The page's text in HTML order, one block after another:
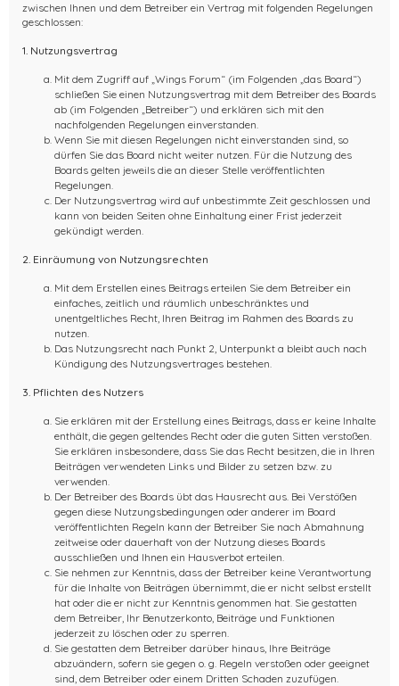
zwischen Ihnen und dem Betreiber ein Vertrag mit folgenden Regelungen
geschlossen:
1. Nutzungsvertrag
Mit dem Zugriff auf „Wings Forum“ (im Folgenden „das Board“)
schließen Sie einen Nutzungsvertrag mit dem Betreiber des Boards
ab (im Folgenden „Betreiber“) und erklären sich mit den
nachfolgenden Regelungen einverstanden.
Wenn Sie mit diesen Regelungen nicht einverstanden sind, so
dürfen Sie das Board nicht weiter nutzen. Für die Nutzung des
Boards gelten jeweils die an dieser Stelle veröffentlichten
Regelungen.
Der Nutzungsvertrag wird auf unbestimmte Zeit geschlossen und
kann von beiden Seiten ohne Einhaltung einer Frist jederzeit
gekündigt werden.
2. Einräumung von Nutzungsrechten
Mit dem Erstellen eines Beitrags erteilen Sie dem Betreiber ein
einfaches, zeitlich und räumlich unbeschränktes und
unentgeltliches Recht, Ihren Beitrag im Rahmen des Boards zu
nutzen.
Das Nutzungsrecht nach Punkt 2, Unterpunkt a bleibt auch nach
Kündigung des Nutzungsvertrages bestehen.
3. Pflichten des Nutzers
Sie erklären mit der Erstellung eines Beitrags, dass er keine Inhalte
enthält, die gegen geltendes Recht oder die guten Sitten verstoßen.
Sie erklären insbesondere, dass Sie das Recht besitzen, die in Ihren
Beiträgen verwendeten Links und Bilder zu setzen bzw. zu
verwenden.
Der Betreiber des Boards übt das Hausrecht aus. Bei Verstößen
gegen diese Nutzungsbedingungen oder anderer im Board
veröffentlichten Regeln kann der Betreiber Sie nach Abmahnung
zeitweise oder dauerhaft von der Nutzung dieses Boards
ausschließen und Ihnen ein Hausverbot erteilen.
Sie nehmen zur Kenntnis, dass der Betreiber keine Verantwortung
für die Inhalte von Beiträgen übernimmt, die er nicht selbst erstellt
hat oder die er nicht zur Kenntnis genommen hat. Sie gestatten
dem Betreiber, Ihr Benutzerkonto, Beiträge und Funktionen
jederzeit zu löschen oder zu sperren.
Sie gestatten dem Betreiber darüber hinaus, Ihre Beiträge
abzuändern, sofern sie gegen o. g. Regeln verstoßen oder geeignet
sind, dem Betreiber oder einem Dritten Schaden zuzufügen.